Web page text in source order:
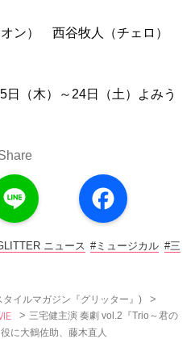
オン） 西谷牧人（チェロ）
日（木）～24日（土）よみう
a
c
o
ニュース #ミュージカル #三
イルマガジン『グリッター』) >
> 三宅健主演 奏劇 vol.2『Trio～君の
に大鶴佐助、藤木直人